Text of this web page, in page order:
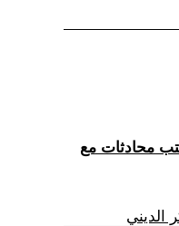
محادثات مع
الديني